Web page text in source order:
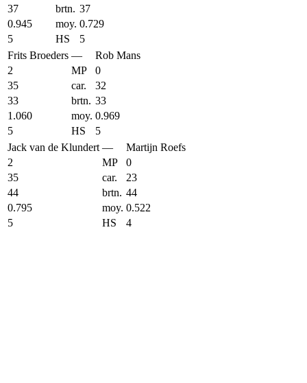
37
brtn. 37
0.945
moy. 0.729
5
HS
5
Frits Broeders —
Rob Mans
2
MP
0
35
car.
32
33
brtn. 33
1.060
moy. 0.969
5
HS
5
Jack van de Klundert —
Martijn Roefs
2
MP
0
35
car.
23
44
brtn. 44
0.795
moy. 0.522
5
HS 4